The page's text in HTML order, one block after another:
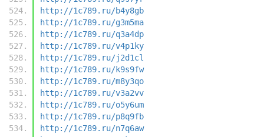
http://1c789.ru/b4y8gb
http://1c789.ru/g3m5ma
http://1c789.ru/q3a4dp
http://1c789.ru/v4p1ky
http://1c789.ru/j2d1cl
http://1c789.ru/k9s9fw
http://1c789.ru/m8y3qo
http://1c789.ru/v3a2vv
http://1c789.ru/o5y6um
http://1c789.ru/p8q9fb
http://1c789.ru/n7q6aw